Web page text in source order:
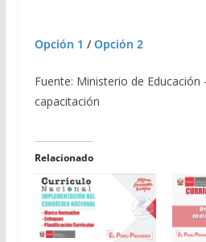
Opción 1 /Opción 2
Fuente: Ministerio de Educación
capacitación
Relacionado